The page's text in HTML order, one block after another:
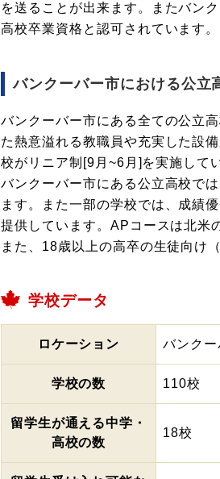
を送ることが出来ます。またバン
高校卒業資格と認可されています。
バンクーバー市における公立
バンクーバー市にある全ての公立
た熱意溢れる教職員や充実した設
校がリニア制[9月~6月]を実施して
バンクーバー市にある公立高校で
ます。また一部の学校では、成績
提供しています。APコースは北米
また、18歳以上の高卒の生徒向け
学校データ
ロケーション バンク
学校の数 110校
留学生が通える中学・
高校の数
18校